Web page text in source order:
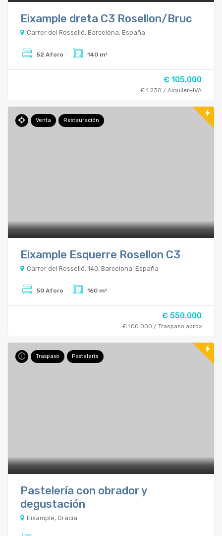
Eixample dreta C3 Rosellon/Bruc
Carrer del Rosselló, Barcelona, España
52 Aforo 140 m²
€ 105.000
€ 1.230 / Alquiler+IVA
Venta Restauración
Eixample Esquerre Rosellon C3
Carrer del Rosselló, 140, Barcelona, España
50 Aforo 160 m²
€ 550.000
€ 100.000 / Traspaso aprox
Traspaso Pasteleria
Pastelería con obrador y
degustación
Eixample, Gràcia